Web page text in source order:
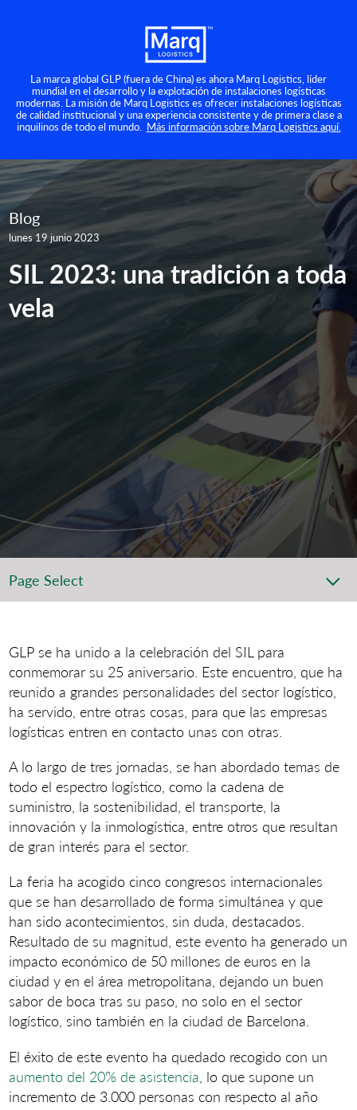
La marca global GLP (fuera de China) es ahora Marq Logistics, líder
mundial en el desarrollo y la explotación de instalaciones logísticas
modernas. La misión de Marq Logistics es ofrecer instalaciones logísticas
de calidad institucional y una experiencia consistente y de primera clase a
inquilinos de todo el mundo. Más información sobre Marq Logistics aquí.
Blog
lunes 19 junio 2023
SIL 2023: una tradición a toda
vela
Page Select
GLP se ha unido a la celebración del SIL para
conmemorar su 25 aniversario. Este encuentro, que ha
reunido a grandes personalidades del sector logístico,
ha servido, entre otras cosas, para que las empresas
logísticas entren en contacto unas con otras.
A lo largo de tres jornadas, se han abordado temas de
todo el espectro logístico, como la cadena de
suministro, la sostenibilidad, el transporte, la
innovación y la inmologística, entre otros que resultan
de gran interés para el sector.
La feria ha acogido cinco congresos internacionales
que se han desarrollado de forma simultánea y que
han sido acontecimientos, sin duda, destacados.
Resultado de su magnitud, este evento ha generado un
impacto económico de 50 millones de euros en la
ciudad y en el área metropolitana, dejando un buen
sabor de boca tras su paso, no solo en el sector
logístico, sino también en la ciudad de Barcelona.
El éxito de este evento ha quedado recogido con un
aumento del 20% de asistencia , lo que supone un
incremento de 3.000 personas con respecto al año